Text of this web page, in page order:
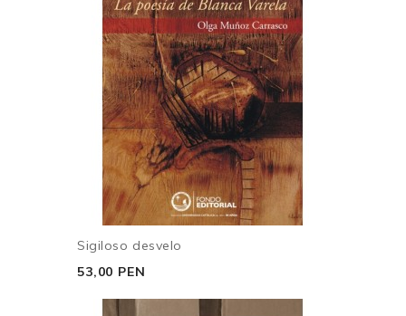
Sigiloso desvelo
53,00 PEN